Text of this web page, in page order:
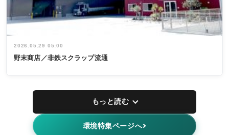
2026.05.29 05:00
野末商店／非鉄スクラップ流通
もっと読む
環境特集ページへ